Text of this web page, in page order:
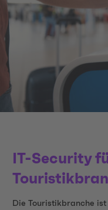
IT-Security
Die Touristikbranche